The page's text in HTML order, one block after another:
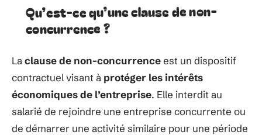
Qu’est-ce qu’une clause de non-
concurrence ?
Laclause de non-concurrenceest un dispositif
contractuel visant à protéger les intérêts
économiques de l’entreprise. Elle interdit au
salarié de rejoindre une entreprise concurrente ou
de démarrer une activité similaire pour une période